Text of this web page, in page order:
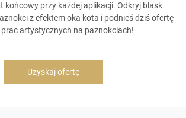
końcowy przy każdej aplikacji. Odkryj blask
z efektem oka kota i podnieś dziś ofertę
artystycznych na paznokciach!
Uzyskaj ofertę